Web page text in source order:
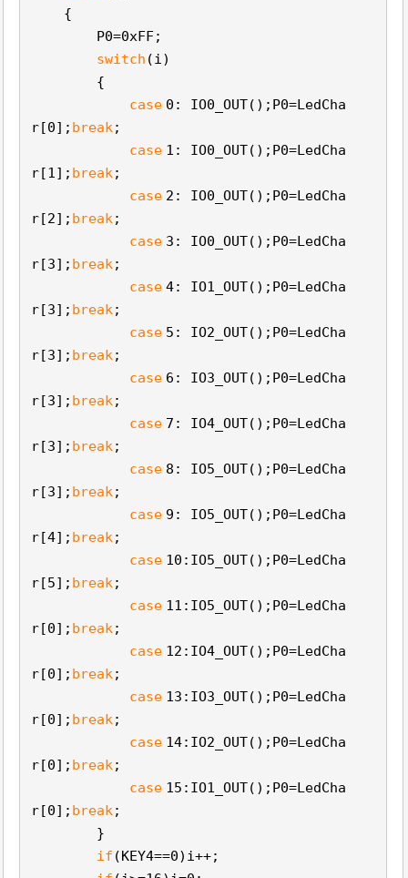
{
P0=0xFF;
switch (i)
{
case 0: IO0_OUT();P0=LedCha
r[0]; break;
case 1: IO0_OUT();P0=LedCha
r[1]; break;
case 2: IO0_OUT();P0=LedCha
r[2]; break;
case 3: IO0_OUT();P0=LedCha
r[3]; break;
case 4: IO1_OUT();P0=LedCha
r[3]; break;
case 5: IO2_OUT();P0=LedCha
r[3]; break;
case 6: IO3_OUT();P0=LedCha
r[3]; break;
case 7: IO4_OUT();P0=LedCha
r[3]; break;
case 8: IO5_OUT();P0=LedCha
r[3]; break;
case 9: IO5_OUT();P0=LedCha
r[4]; break;
case 10:IO5_OUT();P0=LedCha
r[5]; break;
case 11:IO5_OUT();P0=LedCha
r[0]; break;
case 12:IO4_OUT();P0=LedCha
r[0]; break;
case 13:IO3_OUT();P0=LedCha
r[0]; break;
case 14:IO2_OUT();P0=LedCha
r[0]; break;
case 15:IO1_OUT();P0=LedCha
r[0]; break;
}
if (KEY4==0)i++;